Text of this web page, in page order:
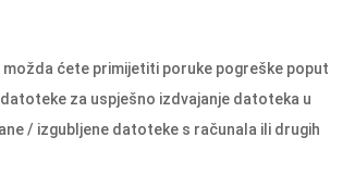
ćete primijetiti poruke pogreške poput
za uspješno izdvajanje datoteka u
/ izgubljene datoteke s računala ili drugih